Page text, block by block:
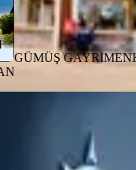
GÜMÜŞ
Onikişubat, Yamaçtepe